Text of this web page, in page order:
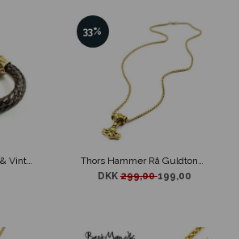
Thors Hammer Guld & Vintage Læder
33%
Thors Hammer Rå Guldtonet Stål
DKK299,00199,00